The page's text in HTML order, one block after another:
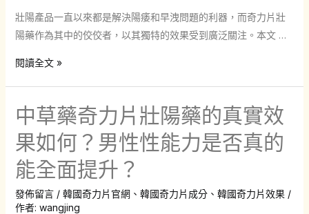
何？
應
該
注
麼?
壯陽產品一直以來都是解決陽痿和早洩問題的利器，而奇力片壯
陽藥作為其中的佼佼者，以其獨特的效果受到廣泛關注。本文 …
奇
壯
陽
藥
效
果
真
閱讀全文 »
中草藥奇力片壯陽藥的真實效
果如何？男性性能力是否真的
能全面提升？
發佈留言 / 韓國奇力片官網、 韓國奇力片成分、 韓國奇力片效果/
作者: wangjing